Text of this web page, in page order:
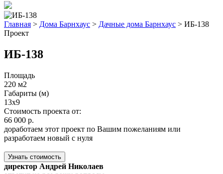
Главная > Дома Барнхаус > Дачные дома Барнхаус > ИБ-138
Проект
ИБ-138
Площадь
220 м2
Габариты (м)
13х9
Стоимость проекта от:
66 000 р.
доработаем этот проект по Вашим пожеланиям или
разработаем новый с нуля
Узнать стоимость
директор Андрей Николаев